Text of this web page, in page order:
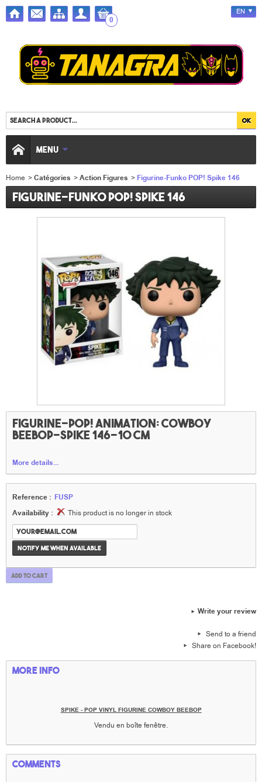
0
EN
MENU
Home >Catégories >Action Figures > Figurine-Funko POP! Spike 146
Figurine-Funko POP! Spike 146
Figurine-POP! Animation: Cowboy
Beebop-Spike 146-10 cm
More details...
Reference : FUSP
Availability :
This product is no longer in stock
Notify me when available
Add to cart
Write your review
Send to a friend
Share on Facebook!
More info
SPIKE - POP VINYL FIGURINE COWBOY BEEBOP
Vendu en boîte fenêtre.
Comments